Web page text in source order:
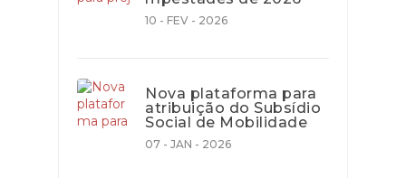
10 - FEV - 2026
Nova plataforma para
atribuição do Subsídio
Social de Mobilidade
07 - JAN - 2026